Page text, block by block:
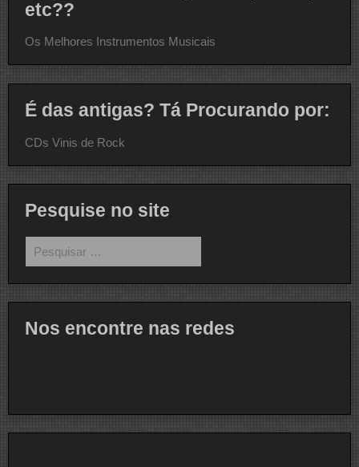
etc??
Os Melhores Instrumentos Musicais
É das antigas? Tá Procurando por:
CDs Vinis de Rock
Pesquise no site
por:
Nos encontre nas redes